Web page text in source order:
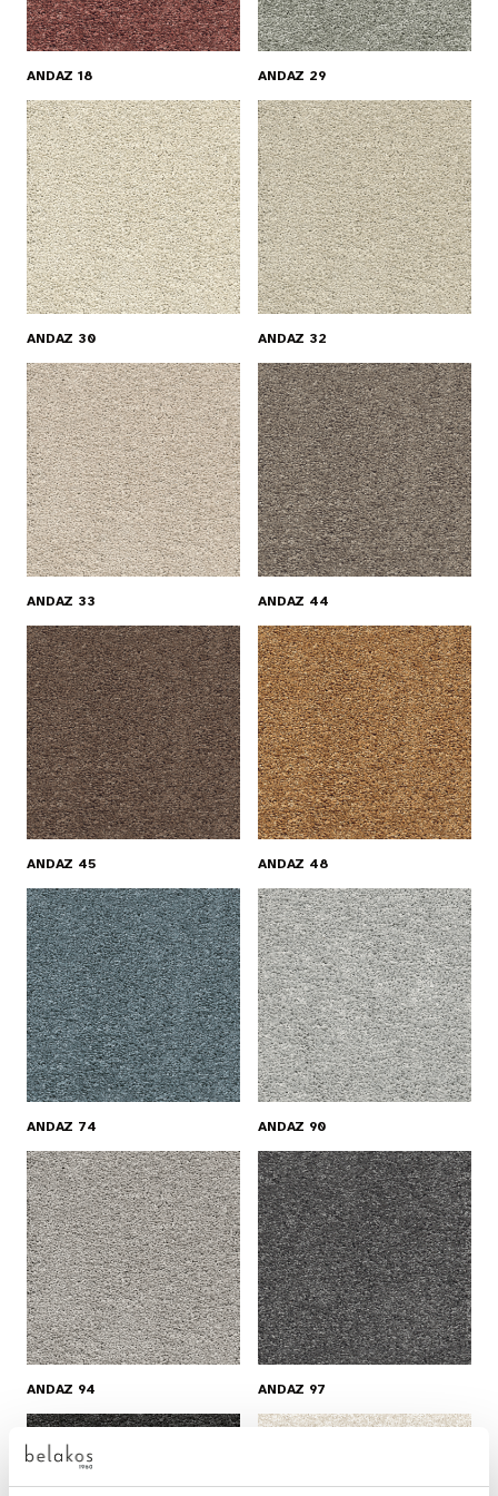
EN
ANDAZ 18 ANDAZ 29
ANDAZ 30 ANDAZ 32
ANDAZ 33 ANDAZ 44
ANDAZ 45 ANDAZ 48
ANDAZ 74 ANDAZ 90
ANDAZ 94 ANDAZ 97